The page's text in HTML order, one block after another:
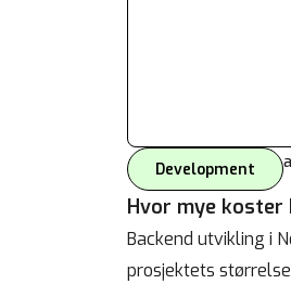
Development
Hvor mye koster
Backend utvikling i
prosjektets